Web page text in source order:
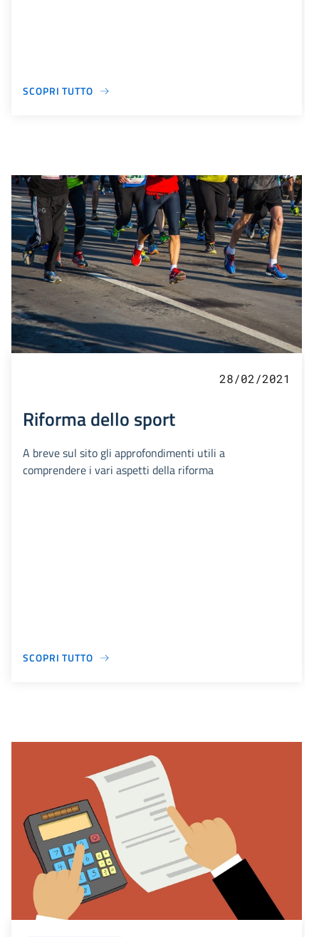
SCOPRI TUTTO
28/02/2021
Riforma dello sport
A breve sul sito gli approfondimenti utili a
comprendere i vari aspetti della riforma
SCOPRI TUTTO